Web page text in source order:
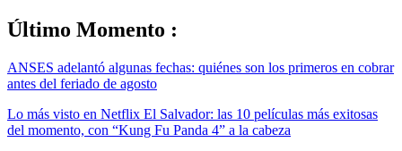
Último Momento :
ANSES adelantó algunas fechas: quiénes son los primeros en cobrar
antes del feriado de agosto
Lo más visto en Netflix El Salvador: las 10 películas más exitosas
del momento, con “Kung Fu Panda 4” a la cabeza